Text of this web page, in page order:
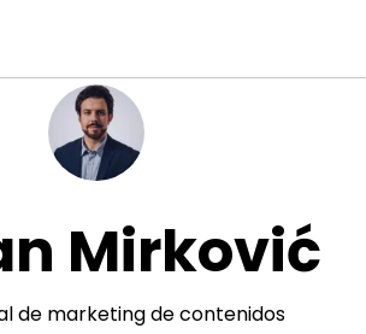
Mirković
de marketing de contenidos